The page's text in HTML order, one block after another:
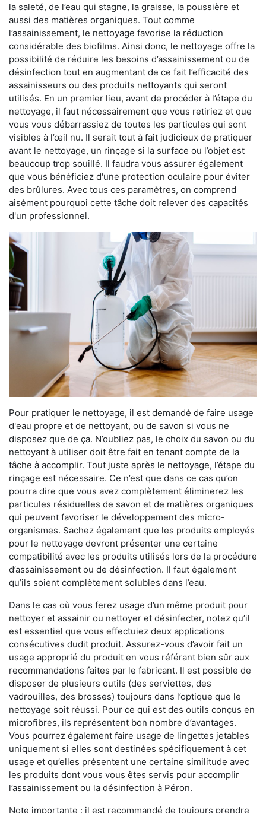
la saleté, de l’eau qui stagne, la graisse, la poussière et
aussi des matières organiques. Tout comme
l’assainissement, le nettoyage favorise la réduction
considérable des biofilms. Ainsi donc, le nettoyage offre la
possibilité de réduire les besoins d’assainissement ou de
désinfection tout en augmentant de ce fait l’efficacité des
assainisseurs ou des produits nettoyants qui seront
utilisés. En un premier lieu, avant de procéder à l’étape du
nettoyage, il faut nécessairement que vous retiriez et que
vous vous débarrassiez de toutes les particules qui sont
visibles à l’œil nu. Il serait tout à fait judicieux de pratiquer
avant le nettoyage, un rinçage si la surface ou l’objet est
beaucoup trop souillé. Il faudra vous assurer également
que vous bénéficiez d'une protection oculaire pour éviter
des brûlures. Avec tous ces paramètres, on comprend
aisément pourquoi cette tâche doit relever des capacités
d'un professionnel.
Pour pratiquer le nettoyage, il est demandé de faire usage
d'eau propre et de nettoyant, ou de savon si vous ne
disposez que de ça. N’oubliez pas, le choix du savon ou du
nettoyant à utiliser doit être fait en tenant compte de la
tâche à accomplir. Tout juste après le nettoyage, l’étape du
rinçage est nécessaire. Ce n’est que dans ce cas qu’on
pourra dire que vous avez complètement éliminerez les
particules résiduelles de savon et de matières organiques
qui peuvent favoriser le développement des micro-
organismes. Sachez également que les produits employés
pour le nettoyage devront présenter une certaine
compatibilité avec les produits utilisés lors de la procédure
d’assainissement ou de désinfection. Il faut également
qu’ils soient complètement solubles dans l’eau.
Dans le cas où vous ferez usage d’un même produit pour
nettoyer et assainir ou nettoyer et désinfecter, notez qu’il
est essentiel que vous effectuiez deux applications
consécutives dudit produit. Assurez-vous d’avoir fait un
usage approprié du produit en vous référant bien sûr aux
recommandations faites par le fabricant. Il est possible de
disposer de plusieurs outils (des serviettes, des
vadrouilles, des brosses) toujours dans l’optique que le
nettoyage soit réussi. Pour ce qui est des outils conçus en
microfibres, ils représentent bon nombre d’avantages.
Vous pourrez également faire usage de lingettes jetables
uniquement si elles sont destinées spécifiquement à cet
usage et qu’elles présentent une certaine similitude avec
les produits dont vous vous êtes servis pour accomplir
l’assainissement ou la désinfection à Péron.
Note importante : il est recommandé de toujours prendre